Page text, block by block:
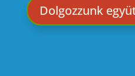
Dolgozzunk